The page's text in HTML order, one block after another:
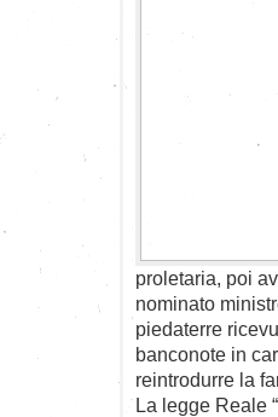
proletaria, poi
nominato
piedaterre
banconote in
reintrodurre la
La legge Reale